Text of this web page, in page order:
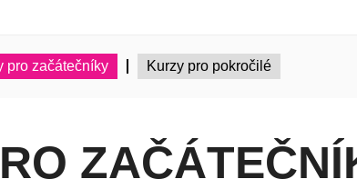
pro začátečníky Kurzy pro pokročilé